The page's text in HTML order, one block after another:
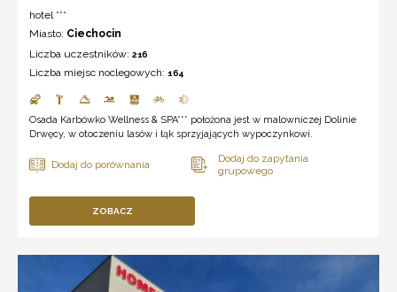
hotel ***
Miasto: Ciechocin
Liczba uczestników: 216
Liczba miejsc noclegowych: 164
Osada Karbówko Wellness & SPA*** położona jest w malowniczej Dolinie
Drwęcy, w otoczeniu lasów i łąk sprzyjających wypoczynkowi.
ZOBACZ